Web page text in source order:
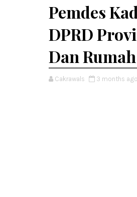
Pemdes
DPRD
Dan
Cakrawals 3 months ago